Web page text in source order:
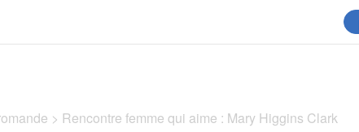
> Rencontre femme qui aime : Mary Higgins Clark